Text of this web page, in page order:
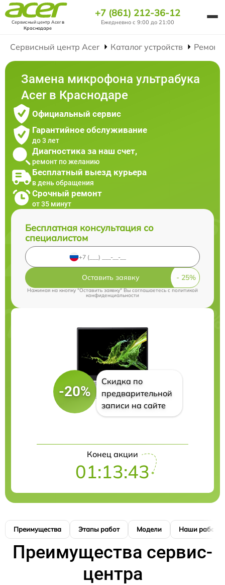
Сервисный центр Acerв
Краснодаре
+7 (861) 212-36-12
Ежедневно с 9:00 до 21:00
Сервисный центр Acer Каталог устройств Ремонт
Замена микрофона ультрабука
Acer в Краснодаре
Официальный сервис
Гарантийное обслуживание
до 3 лет
Диагностика за наш счет,
ремонт по желанию
Бесплатный выезд курьера
в день обращения
Срочный ремонт
от 35 минут
Бесплатная консультация со
специалистом
Оставить заявку
Нажимая на кнопку "Оставить заявку" Вы соглашаетесь cполитикой
конфиденциальности
-20%
Скидка по
предварительной
записи на сайте
Конец акции
01:13:42
Преимущества Этапы работ Модели Наши работы
Преимущества сервис-
центра